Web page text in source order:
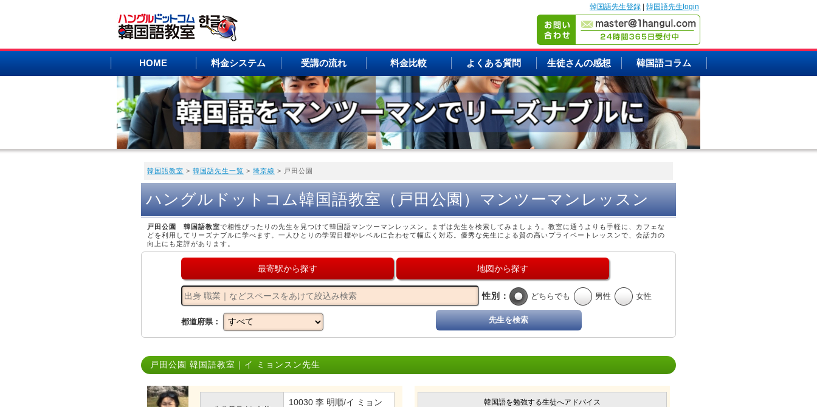
韓国語先生登録 韓国語先生login
HOME 料金システム 受講の流れ 料金比較 よくある質問 生徒さんの感想 韓国語コラム
韓国語教室 > 韓国語先生一覧 > 埼京線 > 戸田公園
ハングルドットコム韓国語教室（戸田公園）マンツーマンレッスン
戸田公園 韓国語教室で相性ぴったりの先生を見つけて韓国語マンツーマンレッスン。まずは先生を検索してみましょう。教室に通うよりも手軽に、カフェな
どを利用してリーズナブルに学べます。一人ひとりの学習目標やレベルに合わせて幅広く対応。優秀な先生による質の高いプライベートレッスンで、会話力の
向上にも定評があります。
最寄駅から探す 地図から探す
性別： どちらでも 男性 女性
都道府県： 先生を検索
戸田公園 韓国語教室｜イ ミョンスン先生
10030 李 明順/イ ミョン
韓国語を勉強する生徒へアドバイス